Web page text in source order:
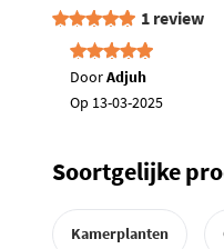
te raden om één keer
zomer, wanneer de
standaard geleverd met
Een Monstera Deliciosa
kamerplant veilig en in
in een speciale
speciaal ontworpen
1 review
DoorAdjuh
Op 13-03-2025
Soortgelijke
Kamerplanten